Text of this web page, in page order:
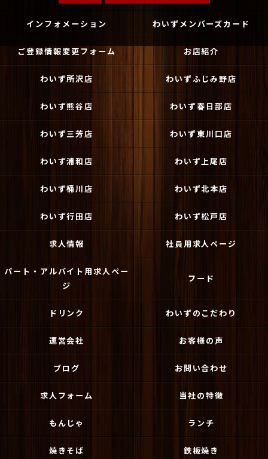
インフォメーション わいずメンバーズカード
ご登録情報変更フォーム お店紹介
わいず所沢店 わいずふじみ野店
わいず熊谷店 わいず春日部店
わいず三芳店 わいず東川口店
わいず浦和店 わいず上尾店
わいず桶川店 わいず北本店
わいず行田店 わいず松戸店
求人情報 社員用求人ページ
パート・アルバイト用求人ペー
ジ
フード
ドリンク わいずのこだわり
運営会社 お客様の声
ブログ お問い合わせ
求人フォーム 当社の特徴
もんじゃ ランチ
焼きそば 鉄板焼き